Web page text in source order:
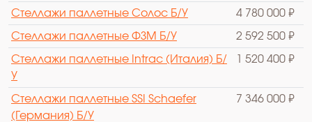
Стеллажи паллетные Солос Б/У 4 780 000 ₽
Стеллажи паллетные ФЗМ Б/У 2 592 500 ₽
Стеллажи паллетные Intrac (Италия) Б/
У
1 520 400 ₽
Стеллажи паллетные SSI Schaefer
(Германия) Б/У
7 346 000 ₽